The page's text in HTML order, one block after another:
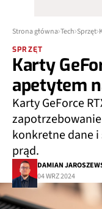
Strona główna Tech Sprzęt
SPRZĘT
Karty
apetytem
Karty GeForce
konkretne dane i
prąd.
DAMIAN
04 WRZ 2024